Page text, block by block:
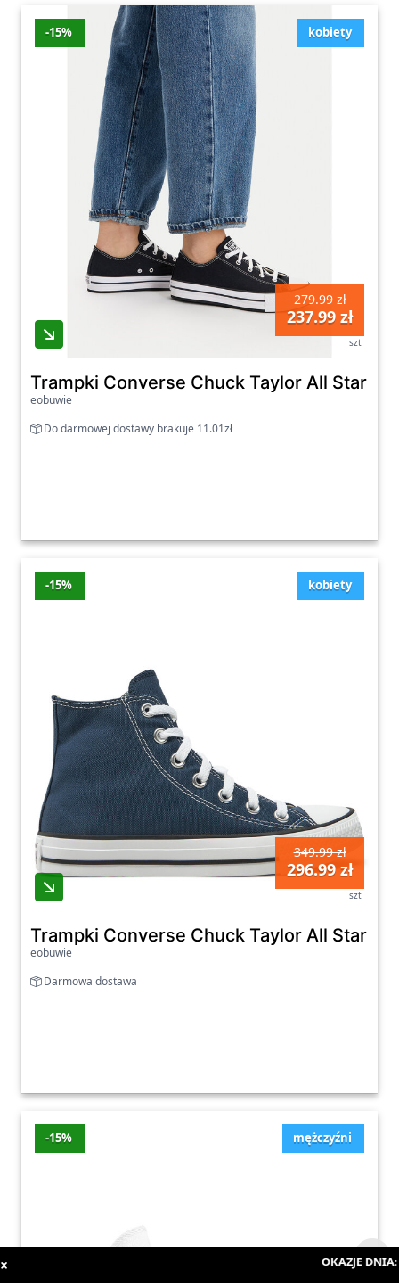
kobiety
-15%
279.99 zł
237.99 zł
szt
Trampki Converse Chuck Taylor All Star
eobuwie
Do darmowej dostawy brakuje 11.01zł
kobiety
-15%
349.99 zł
296.99 zł
szt
Trampki Converse Chuck Taylor All Star
eobuwie
Darmowa dostawa
mężczyźni
-15%
× OKAZJE DNIA::